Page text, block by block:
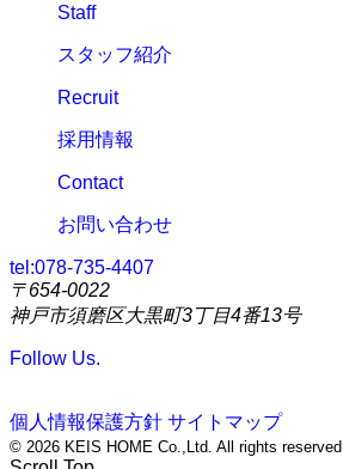
Staff
スタッフ紹介
Recruit
採用情報
Contact
お問い合わせ
tel:078-735-4407
〒654-0022
神戸市須磨区大黒町3丁目4番13号
Follow Us.
個人情報保護方針 サイトマップ
© 2026 KEIS HOME Co.,Ltd. All rights reserved.